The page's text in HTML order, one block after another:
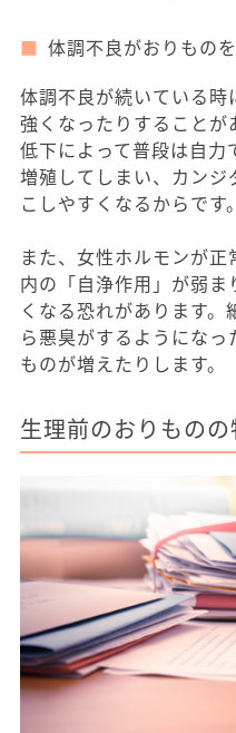
体調不良がおりもの
体調不良が続いている
強くなったりすることが
低下によって普段は自
増殖してしまい、カン
こしやすくなるからです。
また、女性ホルモンが
内の「自浄作用」が弱
くなる恐れがあります
ら悪臭がするようにな
ものが増えたりします。
生理前のおりもの